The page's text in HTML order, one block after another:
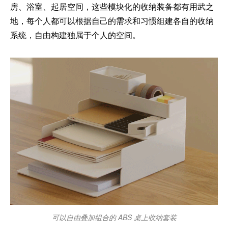
房、浴室、起居空间，这些模块化的收纳装备都有用武之
地，每个人都可以根据自己的需求和习惯组建各自的收纳
系统，自由构建独属于个人的空间。
可以自由叠加组合的 ABS 桌上收纳套装